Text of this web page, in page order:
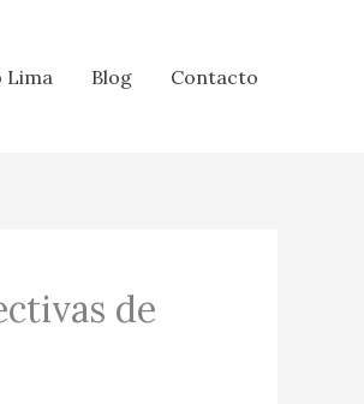
Lima Blog Contacto
de